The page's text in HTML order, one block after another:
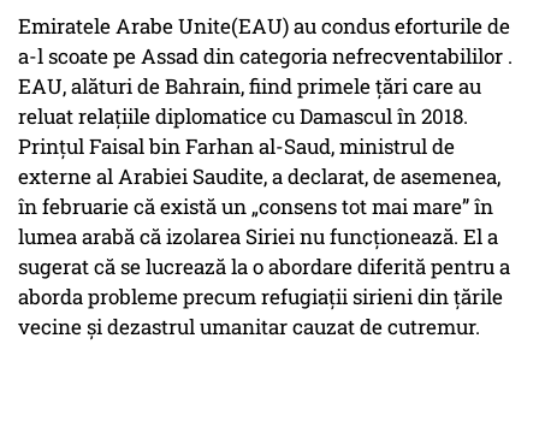
Emiratele Arabe Unite(EAU) au condus eforturile de
a-l scoate pe Assad din categoria nefrecventabililor .
EAU, alături de Bahrain, fiind primele țări care au
reluat relațiile diplomatice cu Damascul în 2018.
Prințul Faisal bin Farhan al-Saud, ministrul de
externe al Arabiei Saudite, a declarat, de asemenea,
în februarie că există un „consens tot mai mare” în
lumea arabă că izolarea Siriei nu funcționează. El a
sugerat că se lucrează la o abordare diferită pentru a
aborda probleme precum refugiații sirieni din țările
vecine și dezastrul umanitar cauzat de cutremur.